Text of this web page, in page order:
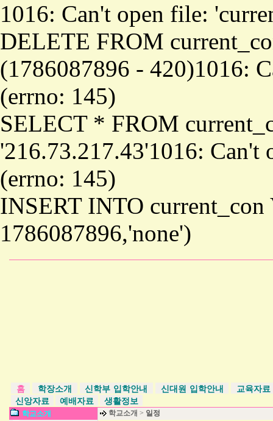
1016: Can't open file:
DELETE FROM
(1786087896 - 420)1016:
(errno: 145)
SELECT * FROM
'216.73.217.43'1016:
(errno: 145)
INSERT INTO
1786087896,'none')
홈 학장소개 신학부 입학안내 신대원 입학안내
교육자료
신앙자료
예배자료 생활정보
학교소개
학교소개 > 일정